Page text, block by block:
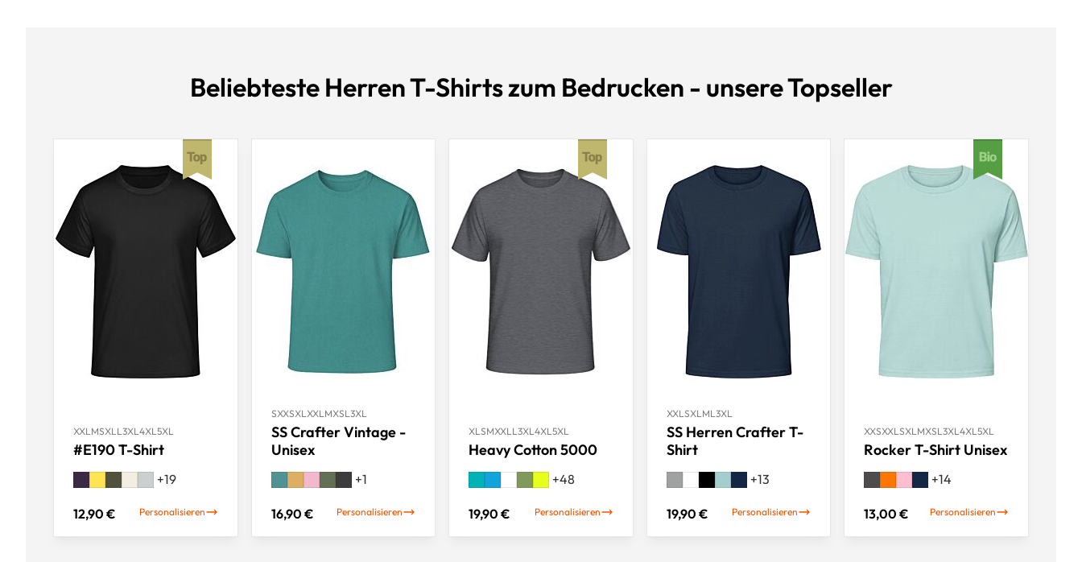
Beliebteste Herren T-Shirts zum Bedrucken - unsere Topseller
XXLMSXLL3XL4XL5XL
#E190 T-Shirt
+19
12,90 € Personalisieren
SXXSXLXXLMXSL3XL
SS Crafter Vintage -
Unisex
+1
16,90 € Personalisieren
XLSMXXLL3XL4XL5XL
Heavy Cotton 5000
+48
19,90 € Personalisieren
XXLSXLML3XL
SS Herren Crafter T-
Shirt
+13
19,90 € Personalisieren
XXSXXLSXLMXSL3XL4XL5XL
Rocker T-Shirt Unisex
+14
13,00 € Personalisieren